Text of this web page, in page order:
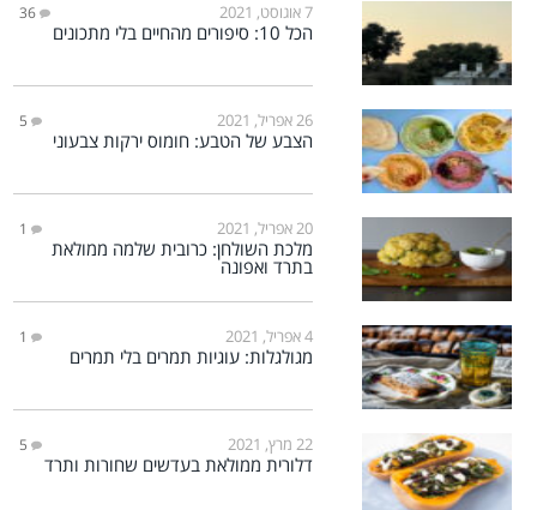
7 אוגוסט, 2021 36
הכל 10: סיפורים מהחיים בלי מתכונים
26 אפריל, 2021 5
הצבע של הטבע: חומוס ירקות צבעוני
20 אפריל, 2021 1
מלכת השולחן: כרובית שלמה ממולאת
בתרד ואפונה
4 אפריל, 2021 1
מגולגלות: עוגיות תמרים בלי תמרים
22 מרץ, 2021 5
דלורית ממולאת בעדשים שחורות ותרד